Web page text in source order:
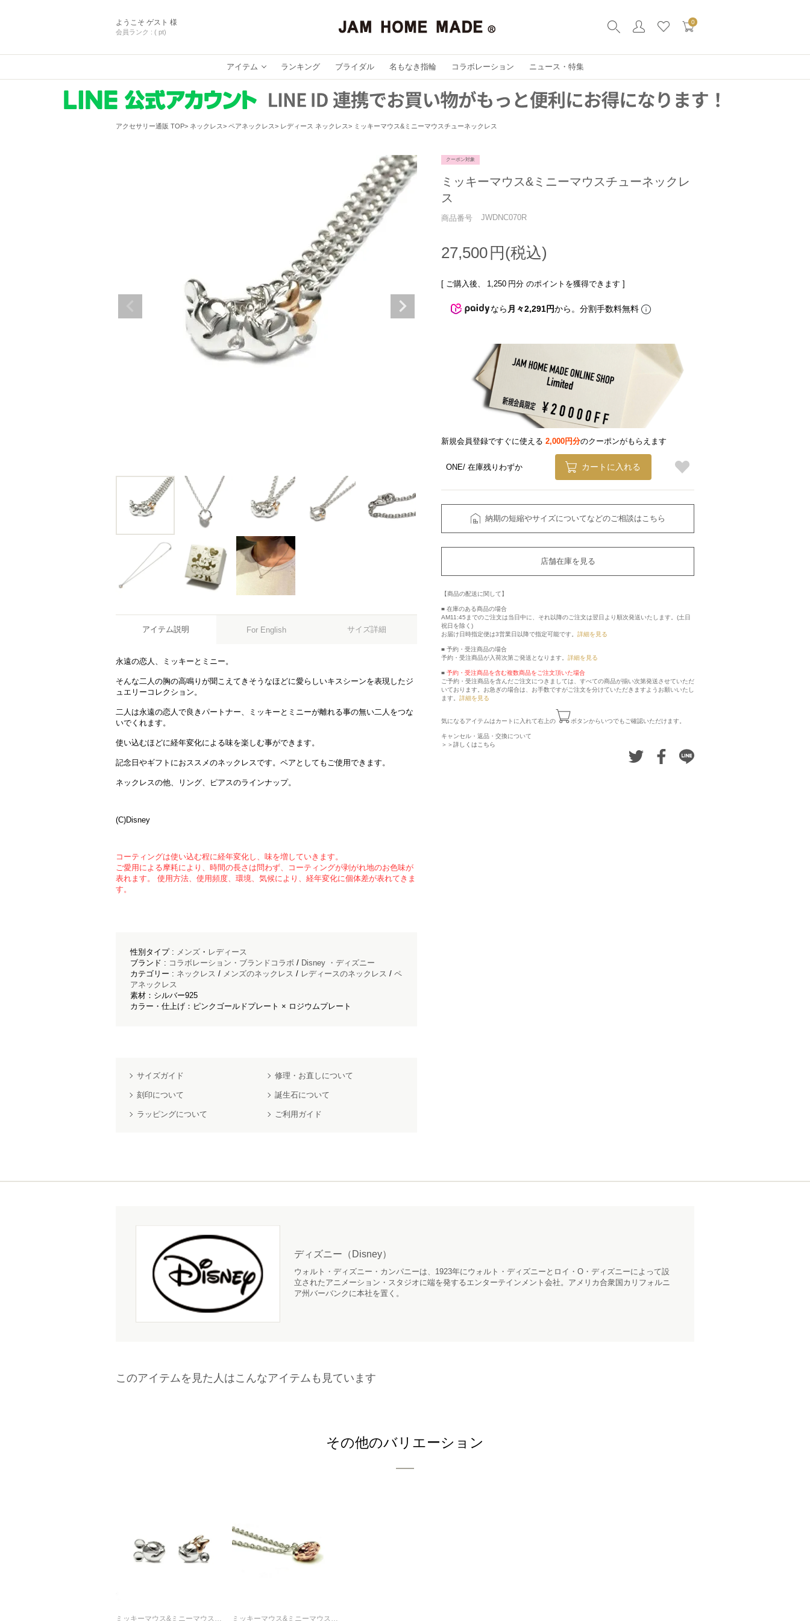
ようこそ ゲスト 様
会員ランク : ( pt)
0
アイテム ランキング ブライダル 名もなき指輪 コラボレーション ニュース・特集
アクセサリー通販 TOP ネックレス ペアネックレス レディース ネックレス ミッキーマウス&ミニーマウスチューネックレス
アイテム説明 For English サイズ詳細
永遠の恋人、ミッキーとミニー。
そんな二人の胸の高鳴りが聞こえてきそうなほどに愛らしいキスシーンを表現したジ
ュエリーコレクション。
二人は永遠の恋人で良きパートナー、ミッキーとミニーが離れる事の無い二人をつな
いでくれます。
使い込むほどに経年変化による味を楽しむ事ができます。
記念日やギフトにおススメのネックレスです。ペアとしてもご使用できます。
ネックレスの他、リング、ピアスのラインナップ。
(C)Disney
コーティングは使い込む程に経年変化し、味を増していきます。
ご愛用による摩耗により、時間の長さは問わず、コーティングが剥がれ地のお色味が
表れます。 使用方法、使用頻度、環境、気候により、経年変化に個体差が表れてきま
す。
性別タイプ : メンズ ・ レディース
ブランド : コラボレーション・ブランドコラボ / Disney ・ディズニー
カテゴリー : ネックレス / メンズのネックレス / レディースのネックレス / ペ
アネックレス
素材：シルバー925
カラー・仕上げ：ピンクゴールドプレート × ロジウムプレート
サイズガイド 修理・お直しについて
刻印について 誕生石について
ラッピングについて ご利用ガイド
クーポン対象
ミッキーマウス&ミニーマウスチューネックレ
ス
商品番号 JWDNC070R
27,500
[ ご購入後、 1,250 円分 のポイントを獲得できます ]
なら 月々2,291円から。分割手数料無料
新規会員登録ですぐに使える 2,000円分のクーポンがもらえます
ONE 在庫残りわずか カートに入れる
納期の短縮やサイズについてなどのご相談はこちら
店舗在庫を見る
【商品の配送に関して】
■ 在庫のある商品の場合
AM11:45までのご注文は当日中に、それ以降のご注文は翌日より順次発送いたします。(土日
祝日を除く)
お届け日時指定便は3営業日以降で指定可能です。 詳細を見る
■ 予約・受注商品の場合
予約・受注商品が入荷次第ご発送となります。 詳細を見る
■ 予約・受注商品を含む複数商品をご注文頂いた場合
ご予約・受注商品を含んだご注文につきましては、すべての商品が揃い次第発送させていただ
いております。お急ぎの場合は、お手数ですがご注文を分けていただきますようお願いいたし
ます。 詳細を見る
気になるアイテムはカートに入れて右上の ボタンからいつでもご確認いただけます。
キャンセル・返品・交換について
＞＞詳しくはこちら
ディズニー（Disney）
ウォルト・ディズニー・カンパニーは、1923年にウォルト・ディズニーとロイ・O・ディズニーによって設
立されたアニメーション・スタジオに端を発するエンターテインメント会社。アメリカ合衆国カリフォルニ
ア州バーバンクに本社を置く。
このアイテムを見た人はこんなアイテムも見ています
その他のバリエーション